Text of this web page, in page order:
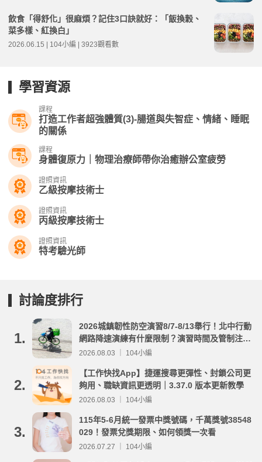
飲食「得舒化」很麻煩？記住3口訣就好：「飯換穀、
菜多樣、紅換白」
2026.06.15 | 104小編 | 3923觀看數
學習資源
課程
打造工作者超強體質(3)-腸道與失智症、情緒、睡眠
的關係
課程
身體復原力｜物理治療師帶你治癒辦公室疲勞
證照資訊
乙級按摩技術士
證照資訊
丙級按摩技術士
證照資訊
特考驗光師
討論度排行
1.
2026城鎮韌性防空演習8/7-8/13舉行！北中行動
網路降速演練有什麼限制？演習時間及管制注意
事項整理
2026.08.03 ｜ 104小編
2.
【工作快找App】捷運搜尋更彈性、封鎖公司更
夠用、職缺資訊更透明｜3.37.0 版本更新教學
2026.08.03 ｜ 104小編
3.
115年5-6月統一發票中獎號碼，千萬獎號38548
029！發票兌獎期限、如何領獎一次看
2026.07.27 ｜ 104小編